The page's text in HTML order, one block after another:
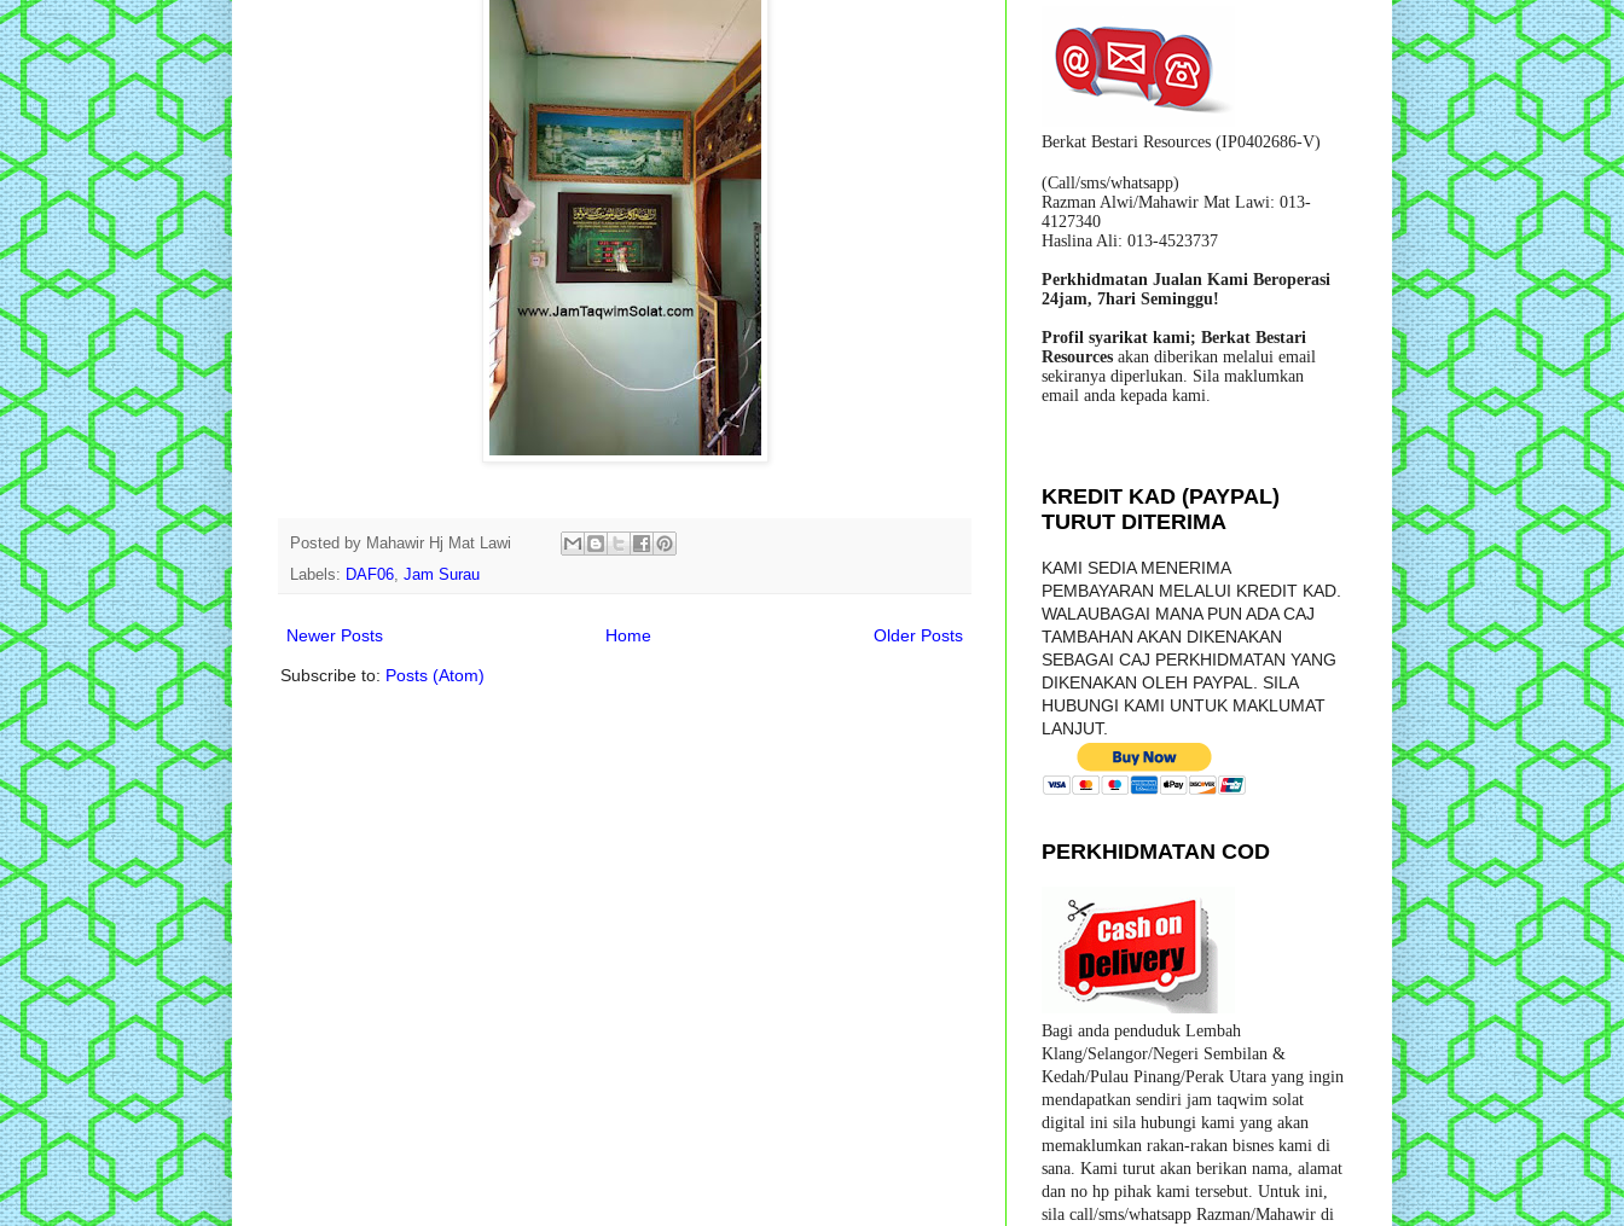
Posted by Mahawir Hj Mat Lawi
Labels: DAF06, Jam Surau
Newer Posts Older Posts
Home
Subscribe to: Posts (Atom)
Berkat Bestari Resources (IP0402686-V)
(Call/sms/whatsapp)
Razman Alwi/Mahawir Mat Lawi: 013-
4127340
Haslina Ali: 013-4523737
Perkhidmatan Jualan Kami Beroperasi
24jam, 7hari Seminggu!
Profil syarikat kami; Berkat Bestari
Resources akan diberikan melalui email
sekiranya diperlukan. Sila maklumkan
email anda kepada kami.
KREDIT KAD (PAYPAL)
TURUT DITERIMA
KAMI SEDIA MENERIMA
PEMBAYARAN MELALUI KREDIT KAD.
WALAUBAGAI MANA PUN ADA CAJ
TAMBAHAN AKAN DIKENAKAN
SEBAGAI CAJ PERKHIDMATAN YANG
DIKENAKAN OLEH PAYPAL. SILA
HUBUNGI KAMI UNTUK MAKLUMAT
LANJUT.
PERKHIDMATAN COD
Bagi anda penduduk Lembah
Klang/Selangor/Negeri Sembilan &
Kedah/Pulau Pinang/Perak Utara yang ingin
mendapatkan sendiri jam taqwim solat
digital ini sila hubungi kami yang akan
memaklumkan rakan-rakan bisnes kami di
sana. Kami turut akan berikan nama, alamat
dan no hp pihak kami tersebut. Untuk ini,
sila call/sms/whatsapp Razman/Mahawir di